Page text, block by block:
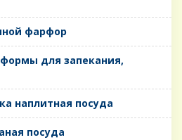
фарфор
формы для запекания,
наплитная посуда
посуда